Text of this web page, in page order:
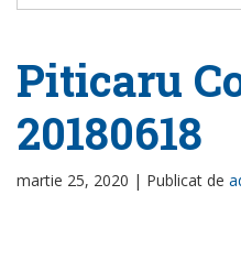
Piticaru
20180618
martie 25, 2020 | Publicat de